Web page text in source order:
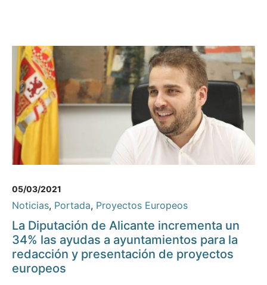
05/03/2021
Noticias, Portada, Proyectos Europeos
La Diputación de Alicante incrementa un
34% las ayudas a ayuntamientos para la
redacción y presentación de proyectos
europeos